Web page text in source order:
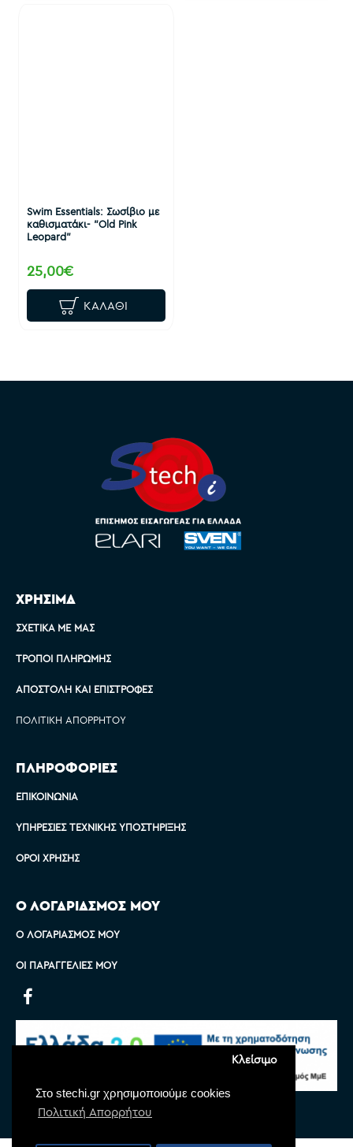
Στο stechi.gr χρησιμοποιούμε cookies
Πολιτική Απορρήτου
Κλείσιμο
Swim Essentials: Σωσίβιο με
καθισματάκι- "Old Pink
Leopard"
25,00€
ΚΑΛΆΘΙ
ΧΡΗΣΙΜΑ
ΣΧΕΤΙΚΆ ΜΕ ΜΑΣ
ΤΡΌΠΟΙ ΠΛΗΡΩΜΉΣ
ΑΠΟΣΤΟΛΉ ΚΑΙ ΕΠΙΣΤΡΟΦΈΣ
ΠΟΛΙΤΙΚΉ ΑΠΟΡΡΉΤΟΥ
ΠΛΗΡΟΦΟΡΙΕΣ
ΕΠΙΚΟΙΝΩΝΊΑ
ΥΠΗΡΕΣΊΕΣ ΤΕΧΝΙΚΉΣ ΥΠΟΣΤΉΡΙΞΗΣ
ΌΡΟΙ ΧΡΉΣΗΣ
Ο ΛΟΓΑΡΙΑΣΜΟΣ ΜΟΥ
Ο ΛΟΓΑΡΙΑΣΜΌΣ ΜΟΥ
ΟΙ ΠΑΡΑΓΓΕΛΊΕΣ ΜΟΥ